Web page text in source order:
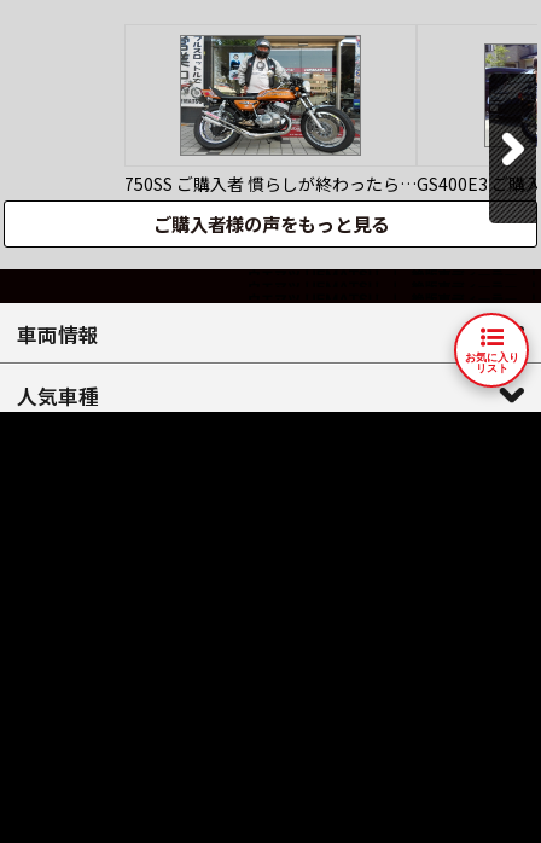
750SS ご購入者慣らしが終わったら…GS400E3ご購
ご購入者様の声をもっと見る
車両情報
人気車種
お気に入り
リスト